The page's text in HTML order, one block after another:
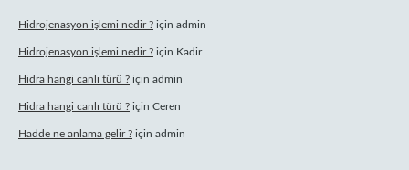
Hidrojenasyon işlemi nedir ? için admin
Hidrojenasyon işlemi nedir ? için Kadir
Hidra hangi canlı türü ? için admin
Hidra hangi canlı türü ? için Ceren
Hadde ne anlama gelir ? için admin